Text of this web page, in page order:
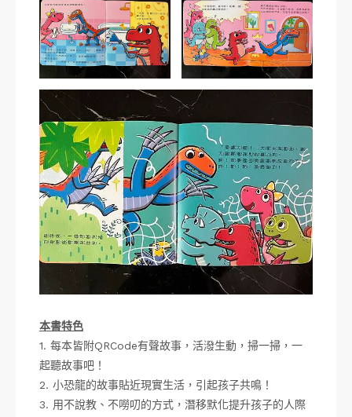
本書特色
1. 每本皆附QRCode有聲故事，活潑生動，掃一掃，一
起聽故事吧！
2. 小恐龍的故事貼近現實生活，引起孩子共鳴！
3. 用不說教、不嘮叨的方式，潛移默化提升孩子的人際